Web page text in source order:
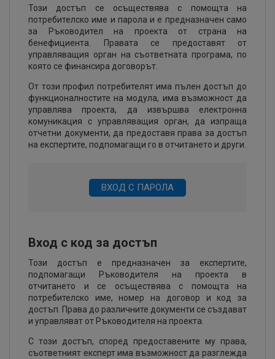
Този достъп се осъществява с помощта на
потребителско име и парола и е предназначен само
за Ръководител на проекта от страна на
бенефициента. Правата се предоставят от
управляващия орган на съответната програма, по
която се финансира договорът.
От този профил потребителят има пълен достъп до
функционалностите на модула, има възможност да
управлява проекта, да извършва електронна
комуникация с управляващия орган, да изпраща
отчетни документи, да предоставя права за достъп
на експертите, подпомагащи го в отчитането и други.
ВХОД С ПАРОЛА
Вход с код за достъп
Този достъп е предназначен за експертите,
подпомагащи Ръководителя на проекта в
отчитането и се осъществява с помощта на
потребителско име, номер на договор и код за
достъп. Права до различните документи се създават
и управляват от Ръководителя на проекта.
С този достъп, според предоставените му права,
съответният експерт има възможност да разглежда